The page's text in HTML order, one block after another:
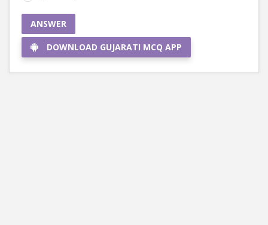
ANSWER
DOWNLOAD GUJARATI MCQ APP